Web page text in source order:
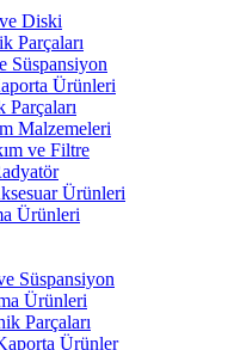
Diski
Parçaları
Süspansiyon
Ürünleri
Malzemeleri
ve Filtre
Ürünleri
Ürünleri
Süspansiyon
Ürünleri
Parçaları
Ürünler